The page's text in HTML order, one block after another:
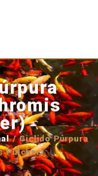
/ Ciclido Púrpura
Pulcher)